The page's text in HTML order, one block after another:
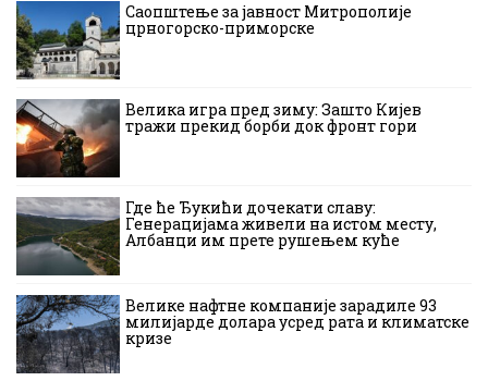
Саопштење за јавност Митрополије
црногорско-приморске
Велика игра пред зиму: Зашто Кијев
тражи прекид борби док фронт гори
Где ће Ђукићи дочекати славу:
Генерацијама живели на истом месту,
Албанци им прете рушењем куће
Велике нафтне компаније зарадиле 93
милијарде долара усред рата и климатске
кризе